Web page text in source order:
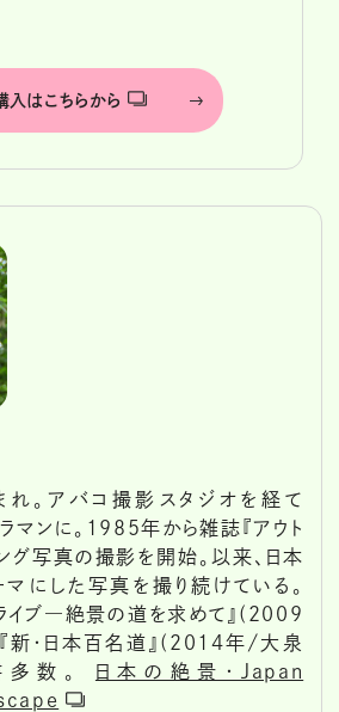
入はこちらから
。アバコ撮影スタジオを経て
マンに。1985年から雑誌『アウト
グ写真の撮影を開始。以来、日本
にした写真を撮り続けている。
イブ―絶景の道を求めて』(2009
新・日本百名道』(2014年/大泉
多数。
日本の絶景・Japan